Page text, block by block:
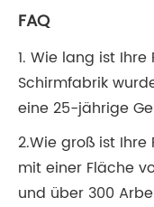
FAQ
1. Wie lang ist
Schirmfabrik
eine 25-jährige
2.Wie groß ist
mit einer Fläche
und über 300